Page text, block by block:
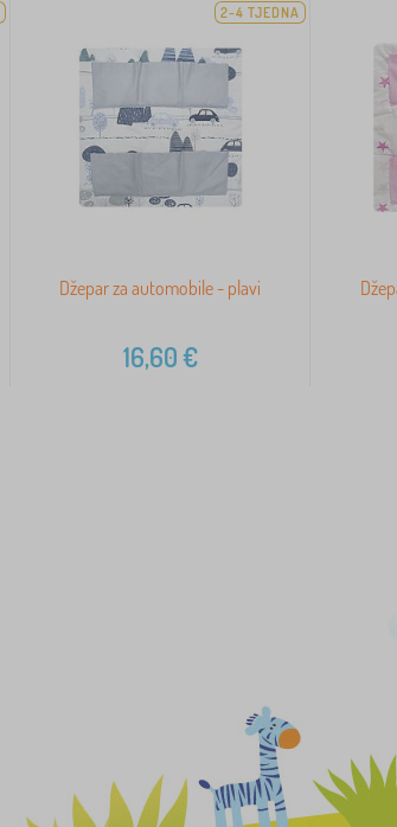
2-4 TJEDNA
Džepar za automobile - plavi
16,60€